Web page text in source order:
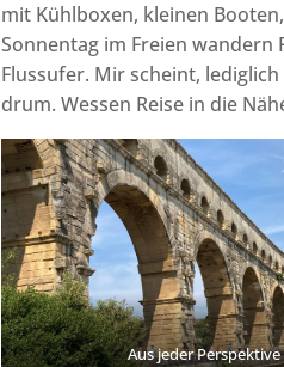
mit Kühlboxen, kleinen
Sonnentag im Freien wandern
Flussufer. Mir scheint,
drum. Wessen Reise in die
Aus jeder